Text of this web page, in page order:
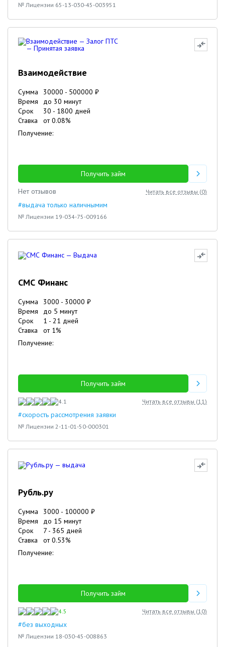
№ Лицензии 65-13-030-45-003951
Взаимодействие
Сумма 30000 - 500000 ₽
Время
до 30 минут
Срок
30 - 1800 дней
Ставка
от0.08%
Получение:
Получить займ
Нет отзывов
Читать все отзывы (0)
#выдача только наличнымим
№ Лицензии 19-034-75-009166
СМС Финанс
Сумма 3000 - 30000 ₽
Время
до 5 минут
Срок
1 - 21 дней
Ставка
от 1%
Получение:
Получить займ
4.1 Читать все отзывы (11)
#скорость рассмотрения заявки
№ Лицензии 2-11-01-50-000301
Рубль.ру
Сумма 3000 - 100000 ₽
Время
до 15 минут
Срок
7 - 365 дней
Ставка
от0.53%
Получение:
Получить займ
4.5 Читать все отзывы (10)
#без выходных
№ Лицензии 18-030-45-008863